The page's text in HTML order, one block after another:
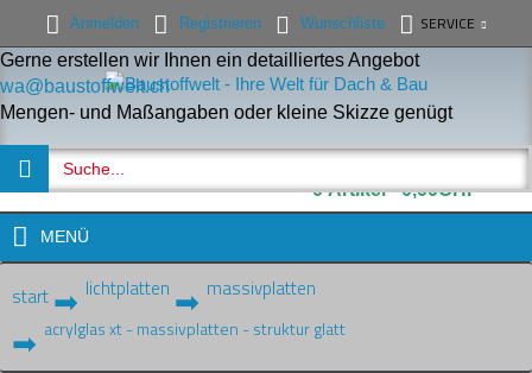
Anmelden Registrieren Wunschliste SERVICE
Gerne erstellen wir Ihnen ein detailliertes Angebot
wa@baustoffwelt.ch
Mengen- und Maßangaben oder kleine Skizze genügt
0 Artikel - 0,00CHF
MENÜ
start lichtplatten massivplatten
acrylglas xt - massivplatten - struktur glatt